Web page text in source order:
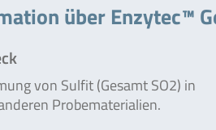
über Enzytec™
von Sulfit (Gesamt SO2) in
Probematerialien.